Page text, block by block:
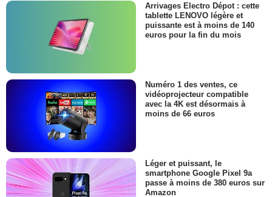
Arrivages Electro Dépot : cette
tablette LENOVO légère et
puissante est à moins de 140
euros pour la fin du mois
Numéro 1 des ventes, ce
vidéoprojecteur compatible
avec la 4K est désormais à
moins de 66 euros
Léger et puissant, le
smartphone Google Pixel 9a
passe à moins de 380 euros sur
Amazon